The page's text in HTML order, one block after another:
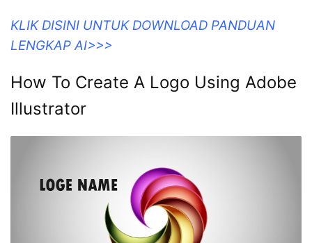
KLIK DISINI UNTUK DOWNLOAD PANDUAN
LENGKAP AI>>>
How To Create A Logo Using Adobe
Illustrator